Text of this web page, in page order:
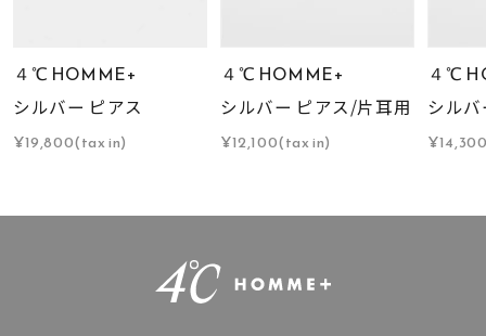
４℃ HOMME+
シルバー ピアス
¥19,800(tax in)
４℃ HOMME+
シルバー ピアス/片耳用
¥12,100(tax in)
４℃
シル